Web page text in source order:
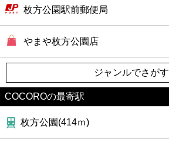
枚方公園駅前郵便局
やまや枚方公園店
ジャンルでさがす
COCOROの最寄駅
枚方公園(414ｍ)